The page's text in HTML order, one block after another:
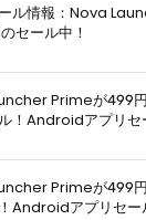
ル情報：Nova
セール中！
Primeが499
！Androidアプリセ
Primeが499
Androidアプリセー